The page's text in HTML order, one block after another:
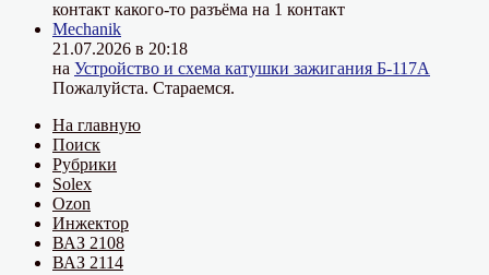
контакт какого-то разъёма на 1 контакт
Mechanik
21.07.2026 в 20:18
на Устройство и схема катушки зажигания Б-117А
Пожалуйста. Стараемся.
На главную
Поиск
Рубрики
Solex
Ozon
Инжектор
ВАЗ 2108
ВАЗ 2114